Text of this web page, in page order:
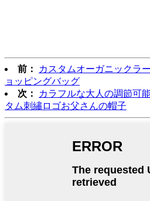
前：
カスタムオーガニックラ
ョッピングバッグ
次：
カラフルな大人の調節可
タム刺繡ロゴお父さんの帽子